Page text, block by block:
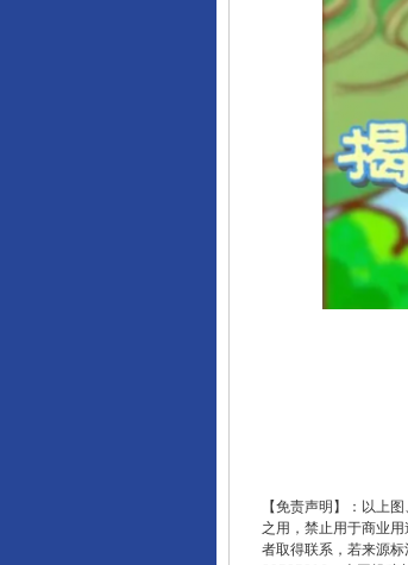
【免责声明】：以上
之用，禁止用于商业
者取得联系，若来源
完善运行机